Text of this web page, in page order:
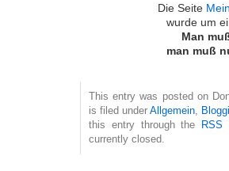
Die Seite
wurde um
Man
man muß
This entry was posted on
is filed under Allgemein
this entry through the RSS
currently closed.